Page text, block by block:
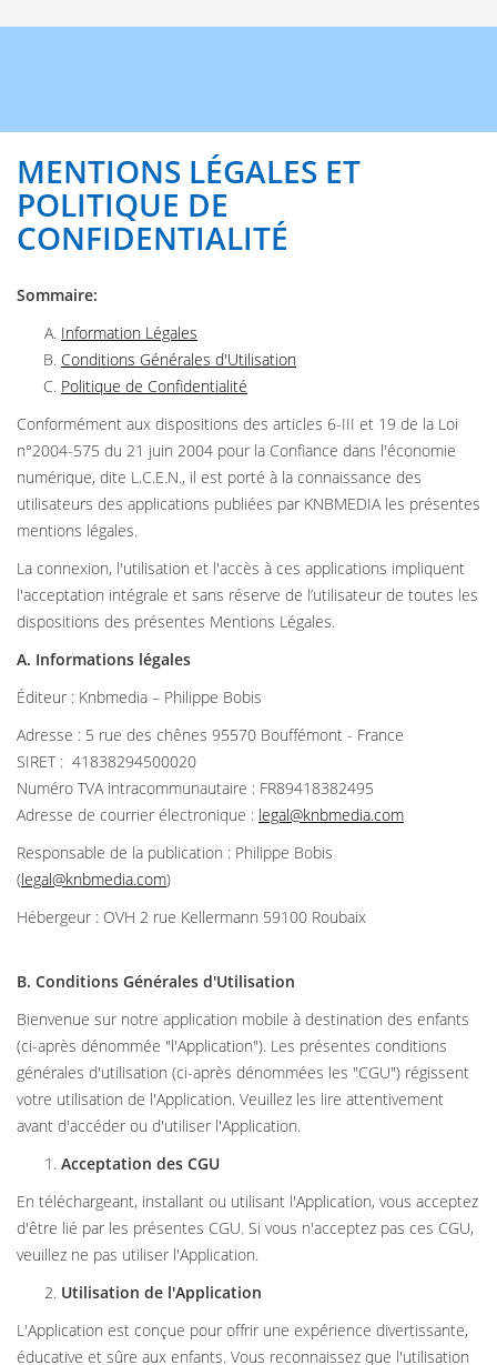
MENTIONS LÉGALES ET
POLITIQUE DE
CONFIDENTIALITÉ
Sommaire:
Information Légales
Conditions Générales d'Utilisation
Politique de Confidentialité
Conformément aux dispositions des articles 6-III et 19 de la Loi
n°2004-575 du 21 juin 2004 pour la Confiance dans l'économie
numérique, dite L.C.E.N., il est porté à la connaissance des
utilisateurs des applications publiées par KNBMEDIA les présentes
mentions légales.
La connexion, l'utilisation et l'accès à ces applications impliquent
l'acceptation intégrale et sans réserve de l’utilisateur de toutes les
dispositions des présentes Mentions Légales.
A. Informations légales
Éditeur : Knbmedia – Philippe Bobis
Adresse : 5 rue des chênes 95570 Bouffémont - France
SIRET : 41838294500020
Numéro TVA intracommunautaire : FR89418382495
Adresse de courrier électronique : legal@knbmedia.com
Responsable de la publication : Philippe Bobis
(legal@knbmedia.com)
Hébergeur : OVH 2 rue Kellermann 59100 Roubaix
B. Conditions Générales d'Utilisation
Bienvenue sur notre application mobile à destination des enfants
(ci-après dénommée "l'Application"). Les présentes conditions
générales d'utilisation (ci-après dénommées les "CGU") régissent
votre utilisation de l'Application. Veuillez les lire attentivement
avant d'accéder ou d'utiliser l'Application.
Acceptation des CGU
En téléchargeant, installant ou utilisant l'Application, vous acceptez
d'être lié par les présentes CGU. Si vous n'acceptez pas ces CGU,
veuillez ne pas utiliser l'Application.
Utilisation de l'Application
L'Application est conçue pour offrir une expérience divertissante,
éducative et sûre aux enfants. Vous reconnaissez que l'utilisation